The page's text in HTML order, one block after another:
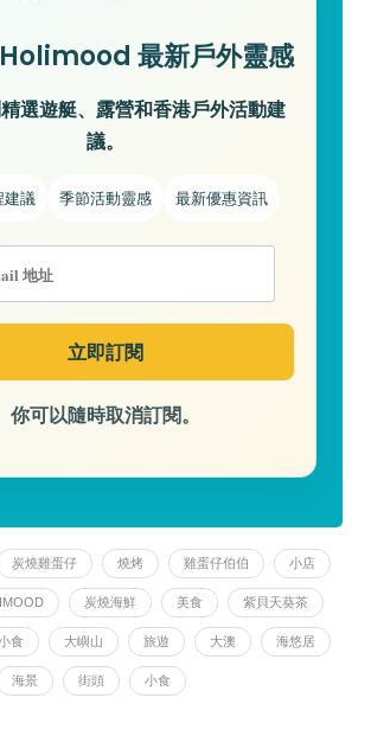
最新戶外靈感
選遊艇、露營和香港戶外活動建
議。
建議 季節活動靈感 最新優惠資訊
你可以隨時取消訂閱。
炭燒雞蛋仔 燒烤 雞蛋仔伯伯 小店
炭燒海鮮 美食 紫貝天葵茶
食 大嶼山 旅遊 大澳 海悠居
海景 街頭 小食